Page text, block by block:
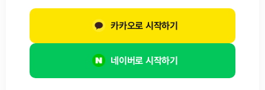
네이버로 시작하기
카카오로 시작하기